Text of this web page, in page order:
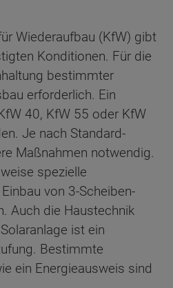
Wiederaufbau (KfW) gibt
Konditionen. Für die
bestimmter
erforderlich. Ein
40, KfW 55 oder KfW
Je nach Standard-
Maßnahmen notwendig.
spezielle
von 3-Scheiben-
Auch die Haustechnik
ist ein
Bestimmte
ein Energieausweis sind